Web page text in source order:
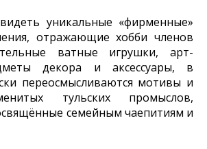
уникальные «фирменные»
отражающие хобби членов
ватные игрушки, арт-
декора и аксессуары, в
переосмысливаются мотивы и
тульских промыслов,
семейным чаепитиям и